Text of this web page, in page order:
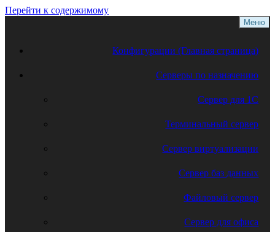
Перейти к содержимому
Меню
Конфигурации (Главная страница)
Серверы по назначению
Сервер для 1С
Терминальный сервер
Сервер виртуализации
Сервер баз данных
Файловый сервер
Сервер для офиса